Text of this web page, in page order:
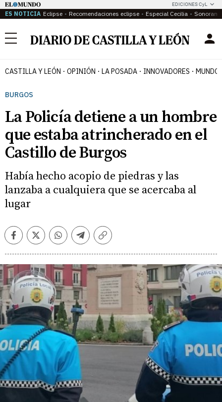
EDICIONES CyL
ES NOTICIA Eclipse Recomendaciones eclipse Especial Cecilia
Menú
CASTILLA Y LEÓN OPINIÓN LA POSADA INNOVADORES MUNDO
BURGOS
La Policía detiene a un hombre
que estaba atrincherado en el
Castillo de Burgos
Había hecho acopio de piedras y las
lanzaba a cualquiera que se acercaba al
lugar
FacebookTwitterWhatsappTelegramCopiar